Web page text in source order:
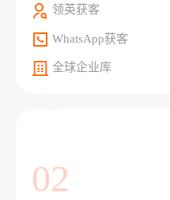
领英获客
WhatsApp获客
全球企业库
02